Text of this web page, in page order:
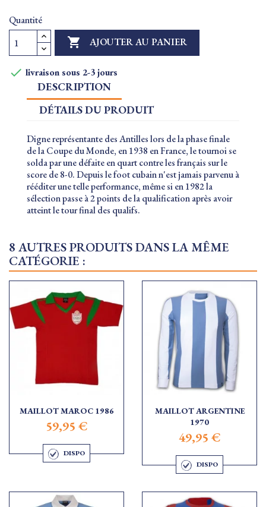
Quantité
 AJOUTER AU PANIER
 livraison sous 2-3 jours
DESCRIPTION
DÉTAILS DU PRODUIT
Digne représentante des Antilles lors de la phase finale
de la Coupe du Monde, en 1938 en France, le tournoi se
solda par une défaite en quart contre les français sur le
score de 8-0. Depuis le foot cubain n'est jamais parvenu à
rééditer une telle performance, même si en 1982 la
sélection passe à 2 points de la qualification après avoir
atteint le tour final des qualifs.
8 AUTRES PRODUITS DANS LA MÊME
CATÉGORIE :
MAILLOT MAROC 1986
59,95 €
DISPO
MAILLOT ARGENTINE
1970
49,95 €
DISPO